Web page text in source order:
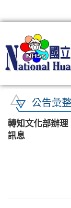
公告彙整
轉知文化部辦
訊息